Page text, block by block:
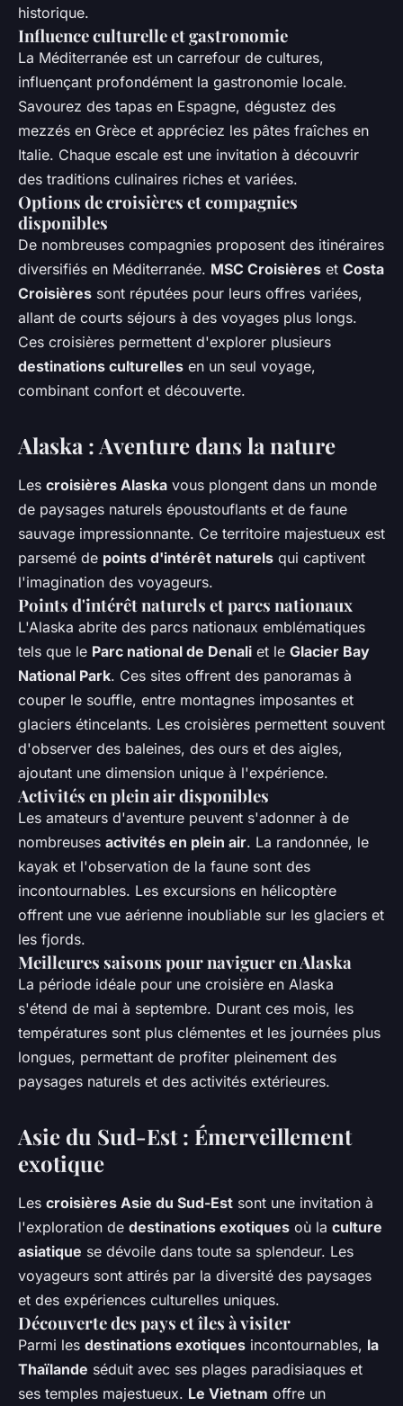
historique.
Influence culturelle et gastronomie
La Méditerranée est un carrefour de cultures,
influençant profondément la gastronomie locale.
Savourez des tapas en Espagne, dégustez des
mezzés en Grèce et appréciez les pâtes fraîches en
Italie. Chaque escale est une invitation à découvrir
des traditions culinaires riches et variées.
Options de croisières et compagnies
disponibles
De nombreuses compagnies proposent des itinéraires
diversifiés en Méditerranée. MSC Croisières et Costa
Croisières sont réputées pour leurs offres variées,
allant de courts séjours à des voyages plus longs.
Ces croisières permettent d'explorer plusieurs
destinations culturelles en un seul voyage,
combinant confort et découverte.
Alaska : Aventure dans la nature
Les croisières Alaska vous plongent dans un monde
de paysages naturels époustouflants et de faune
sauvage impressionnante. Ce territoire majestueux est
parsemé de points d'intérêt naturels qui captivent
l'imagination des voyageurs.
Points d'intérêt naturels et parcs nationaux
L'Alaska abrite des parcs nationaux emblématiques
tels que le Parc national de Denali et le Glacier Bay
National Park. Ces sites offrent des panoramas à
couper le souffle, entre montagnes imposantes et
glaciers étincelants. Les croisières permettent souvent
d'observer des baleines, des ours et des aigles,
ajoutant une dimension unique à l'expérience.
Activités en plein air disponibles
Les amateurs d'aventure peuvent s'adonner à de
nombreuses activités en plein air. La randonnée, le
kayak et l'observation de la faune sont des
incontournables. Les excursions en hélicoptère
offrent une vue aérienne inoubliable sur les glaciers et
les fjords.
Meilleures saisons pour naviguer en Alaska
La période idéale pour une croisière en Alaska
s'étend de mai à septembre. Durant ces mois, les
températures sont plus clémentes et les journées plus
longues, permettant de profiter pleinement des
paysages naturels et des activités extérieures.
Asie du Sud-Est : Émerveillement
exotique
Les croisières Asie du Sud-Est sont une invitation à
l'exploration de destinations exotiques où la culture
asiatique se dévoile dans toute sa splendeur. Les
voyageurs sont attirés par la diversité des paysages
et des expériences culturelles uniques.
Découverte des pays et îles à visiter
Parmi les destinations exotiques incontournables, la
Thaïlande séduit avec ses plages paradisiaques et
ses temples majestueux. Le Vietnam offre un